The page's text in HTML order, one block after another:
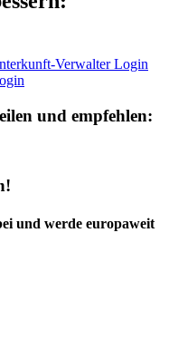
Verwalter Login
und empfehlen:
und werde europaweit